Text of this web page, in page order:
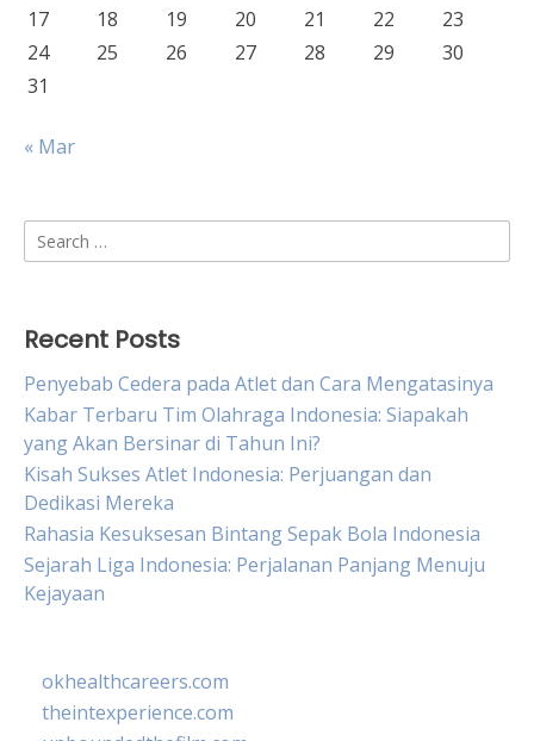
17
18 19 20 21 22
23
24
25 26 27 28 29
30
31
« Mar
Search
for:
Recent Posts
Penyebab Cedera pada Atlet dan Cara Mengatasinya
Kabar Terbaru Tim Olahraga Indonesia: Siapakah
yang Akan Bersinar di Tahun Ini?
Kisah Sukses Atlet Indonesia: Perjuangan dan
Dedikasi Mereka
Rahasia Kesuksesan Bintang Sepak Bola Indonesia
Sejarah Liga Indonesia: Perjalanan Panjang Menuju
Kejayaan
okhealthcareers.com
theintexperience.com